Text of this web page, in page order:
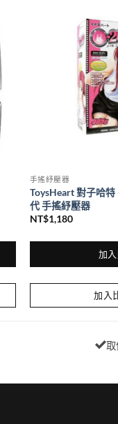
手搖紓壓器
ToysHeart 對子哈
代 手搖紓壓器
NT$1,180
加
加入
取